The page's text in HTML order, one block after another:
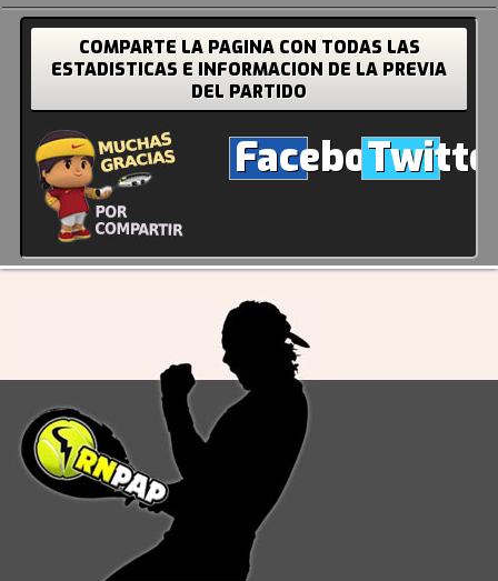
COMPARTE LA PAGINA CON TODAS LAS
ESTADISTICAS E INFORMACION DE LA PREVIA
DEL PARTIDO
Facebook